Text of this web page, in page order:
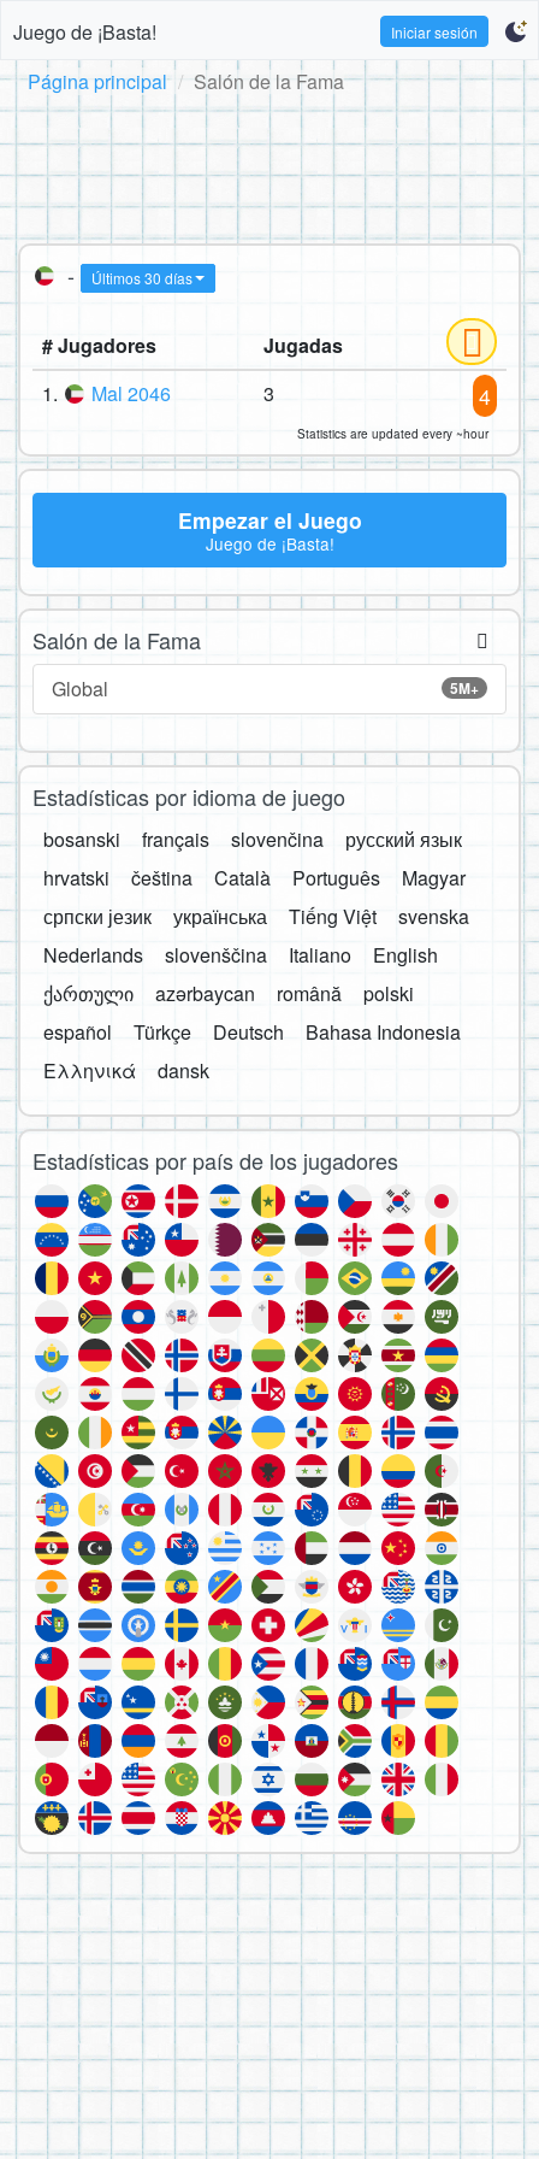
Juego de ¡Basta! Iniciar sesión
Página principal Salón de la Fama
- Últimos 30 días
# Jugadores
Jugadas
1.
Mal 2046 3 4
Statistics are updated every ~hour
Empezar el Juego
Juego de ¡Basta!
Salón de la Fama
5M+
Global
Estadísticas por idioma de juego
bosanski français slovenčina
русский язык
hrvatski
čeština Català Português
Magyar
српски језик
українська Tiếng Việt
svenska
Nederlands
slovenščina Italiano
English
ქართული
azərbaycan română
polski
español
Türkçe Deutsch
Bahasa Indonesia
Ελληνικά
dansk
Estadísticas por país de los jugadores